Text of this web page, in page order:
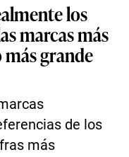
los
marcas más
grande
de los
más